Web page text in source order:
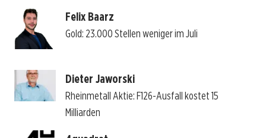
Felix Baarz
Gold: 23.000 Stellen weniger im Juli
Dieter Jaworski
Rheinmetall Aktie: F126-Ausfall kostet 15
Milliarden